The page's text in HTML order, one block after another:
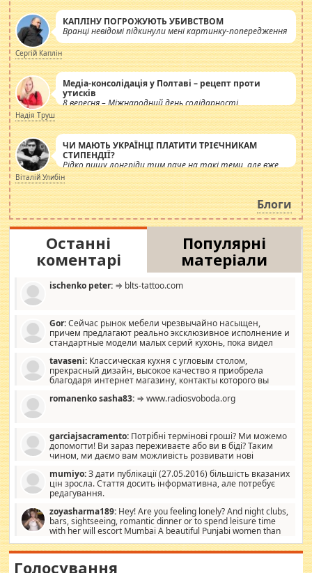
КАПЛІНУ ПОГРОЖУЮТЬ УБИВСТВОМ
Вранці невідомі підкинули мені картинку-попередження
Сергій Каплін
Медіа-консолідація у Полтаві – рецепт проти
утисків
8 вересня – Міжнародний день солідарності
журналістів.
Надія Труш
ЧИ МАЮТЬ УКРАЇНЦІ ПЛАТИТИ ТРІЄЧНИКАМ
СТИПЕНДІЇ?
Рідко пишу лонгріди тим паче на такі теми, але вже
просто дістало! Обурюють сьогоднішні інсенуації
навколо стипендіального питання. Штучно
роздувається ще одна соціальна катастрофа.
Віталій Улибін
Блоги
Останні
коментарі
Популярні
матеріали
ischenko peter: ⇒ blts-tattoo.com
Gor:Сейчас рынок мебели чрезвычайно насыщен,
причем предлагают реально эксклюзивное исполнение и
стандартные модели малых серий кухонь, пока видел
стандартные формы, в MebelOk, креативненько и что главное -
со вкусом все в порядке, без ненужных наворотов удорожающих
мебель, а это не последний фактор.
tavaseni: Классическая кухня с угловым столом,
прекрасный дизайн, высокое качество я приобрела
благодаря интернет магазину, контакты которого вы
romanenko sasha83: ⇒ www.radiosvoboda.org
garciajsacramento: Потрібні термінові гроші? Ми можемо
допомогти! Ви зараз переживаєте або ви в біді? Таким
чином, ми даємо вам можливість розвивати нові
допомагати людям, які намагаються дати їм шанс. Кожен
заслуговує на другий шанс, і, оскільки влада не зможе, вони
повинні приймати від інших. Для нас нема багато суми, і зрілість
витрат, а тільки узгоджених сум і нічого іншого. Не чекайте і не
коментуйте цей пост. Введіть суму, яку ви хочете подати, і ми
зв'яжемося з вами з усіма варіантами. зв'яжіться з нами
сьогодні на garciajsacramento@gmail.com Вам потрібні термінові
гроші? Ми можемо допомогти!
mumiyo:З дати публікації (27.05.2016) більшість вказаних
цін зросла. Стаття досить інформативна, але потребує
редагування.
zoyasharma189: Hey! Are you feeling lonely? And night clubs,
bars, sightseeing, romantic dinner or to spend leisure time
with her will escort Mumbai A beautiful Punjabi women than
sexy escort companion in arms that you guys feel like 5 star luxury
hotel had to spend the night in their search for loved solitaire free
woman "Love Solitaire" beautiful figure and shapely body shapes.
Голосування